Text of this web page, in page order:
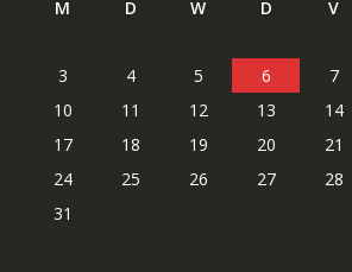
M D W D V
3
4 5 6 7
10
11 12 13 14
17
18 19 20 21
24
25 26 27 28
31